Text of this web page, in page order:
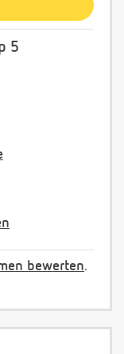
5
bewerten.